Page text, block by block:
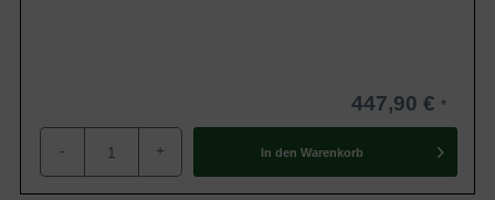
447,90 €
- + In den Warenkorb